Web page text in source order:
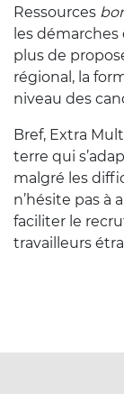
Ressources
les démarches
plus de
régional, la
niveau des
Bref, Extra
terre qui
malgré les
n’hésite pas à
faciliter le
travailleurs